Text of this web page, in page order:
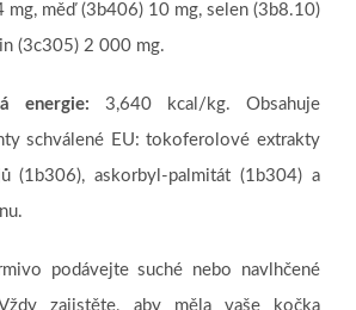
mg, měď (3b406) 10 mg, selen (3b8.10)
(3c305) 2 000 mg.
energie: 3,640 kcal/kg. Obsahuje
schválené EU: tokoferolové extrakty
(1b306), askorbyl-palmitát (1b304) a
podávejte suché nebo navlhčené
zajistěte, aby měla vaše kočka